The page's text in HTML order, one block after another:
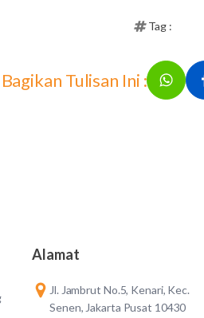
Tag :
Bagikan Tulisan Ini :
Alamat
Jl. Jambrut No.5, Kenari, Kec.
Senen, Jakarta Pusat 10430